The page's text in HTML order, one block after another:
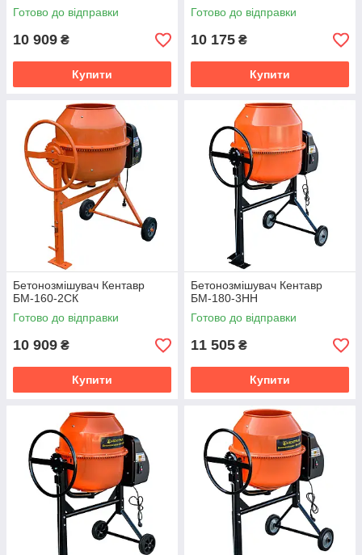
Готово до відправки
10 909 ₴
Купити
Готово до відправки
10 175 ₴
Купити
Бетонозмішувач Кентавр
БМ-160-2СК
Готово до відправки
10 909 ₴
Купити
Бетонозмішувач Кентавр
БМ-180-3НН
Готово до відправки
11 505 ₴
Купити